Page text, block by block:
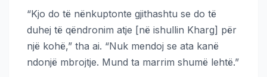
“Kjo do të nënkuptonte gjithashtu se do të
duhej të qëndronim atje [në ishullin Kharg] për
një kohë,” tha ai. “Nuk mendoj se ata kanë
ndonjë mbrojtje. Mund ta marrim shumë lehtë.”